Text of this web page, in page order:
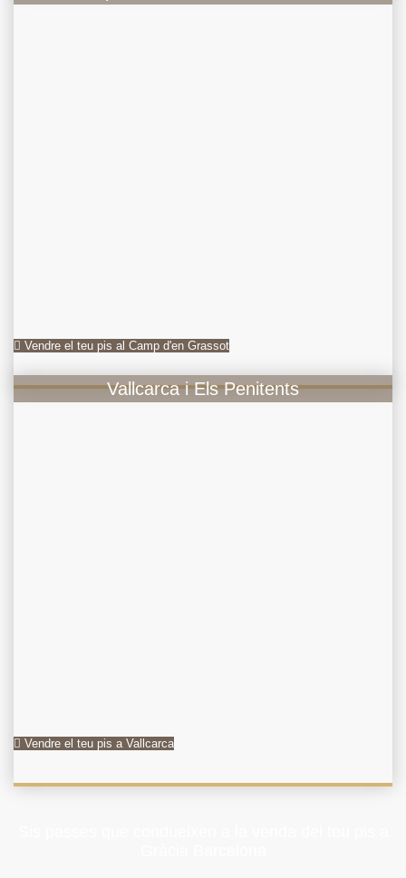
Vendre el teu pis al Camp d'en Grassot
Vallcarca i Els Penitents
Vendre el teu pis a Vallcarca